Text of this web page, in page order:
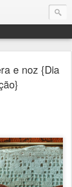
e noz {Dia